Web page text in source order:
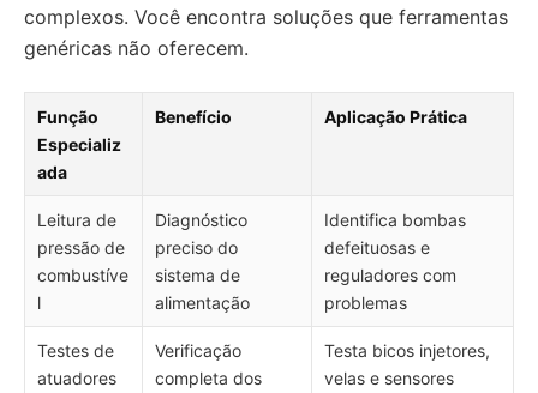
complexos. Você encontra soluções que ferramentas
genéricas não oferecem.
Função
Especializ
ada
Benefício Aplicação Prática
Leitura de
pressão de
combustíve
l
Diagnóstico
preciso do
sistema de
alimentação
Identifica bombas
defeituosas e
reguladores com
problemas
Testes de
atuadores
Verificação
completa dos
Testa bicos injetores,
velas e sensores